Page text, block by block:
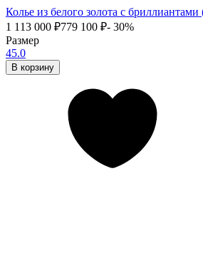
Колье из белого золота с бриллиантами
1 113 000 ₽779 100 ₽- 30%
Размер
45.0
В корзину